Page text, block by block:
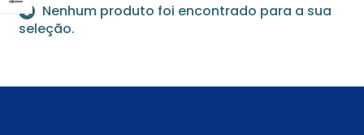
Nenhum produto foi encontrado para a sua
seleção.